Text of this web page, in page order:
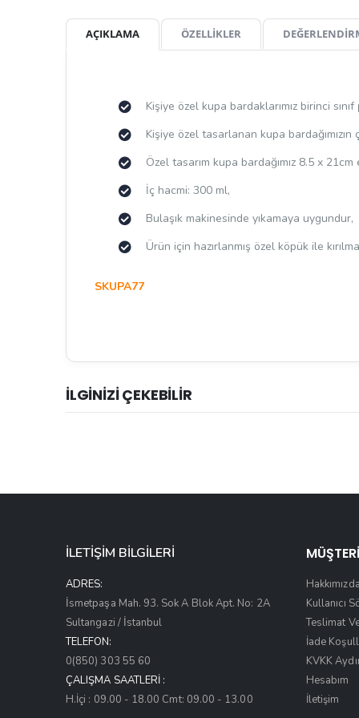
AÇIKLAMA ÖZELLİKLER
Kişiye özel kupa bardaklarımız birinci sınıf
Kişiye özel tasarlanan kupa
Özel tasarım kupa bardağımız 8.5 x 21cm
İç hacmi: 300 ml,
Bulaşık makinesinde yıkamaya uygundur,
Ürün için hazırlanmış özel köpük ile
SKUPA77
İLGİNİZİ ÇEKEBİLİR
İLETİŞİM BİLGİLERİ
ADRES:
İsmetpaşa Mah. 93. Sok A Blok Apt. No: 2A
Sultangazi / İstanbul
TELEFON:
0(850) 303 55 60
ÇALIŞMA SAATLERI :
H.İçi : 09.00 - 18.00 Cmt: 09.00 - 13.00
Kullanıcı
Teslimat
İade
KVKK
Hesabım
İletişim